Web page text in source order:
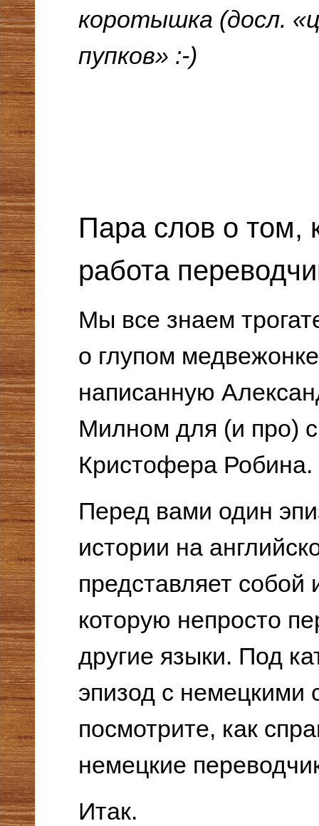
коротышка (досл.
пупков» :-)
Пара слов о том,
работа
Мы все знаем
о глупом
написанную
Милном для (и про)
Кристофера Робина.
Перед вами один
истории на
представляет собой
которую непросто
другие языки. Под
эпизод с немецкими
посмотрите, как
немецкие
Итак.